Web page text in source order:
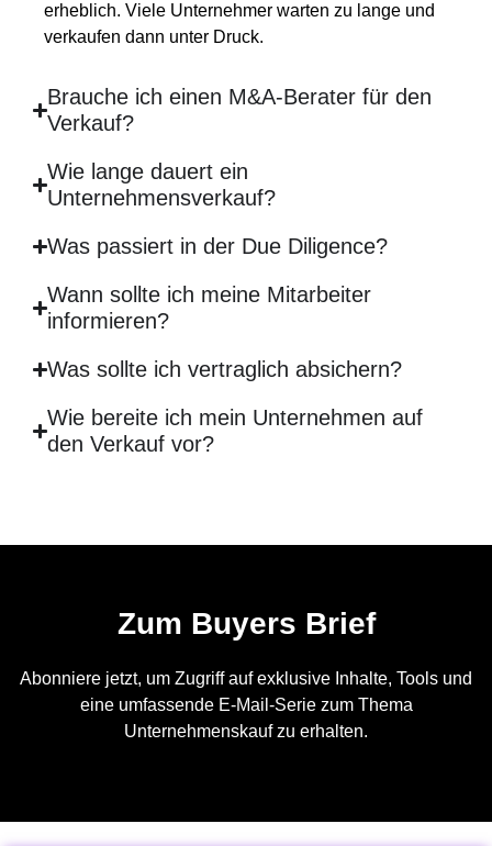
erheblich. Viele Unternehmer warten zu lange und
verkaufen dann unter Druck.
Brauche ich einen M&A-Berater für den
Verkauf?
Wie lange dauert ein
Unternehmensverkauf?
Was passiert in der Due Diligence?
Wann sollte ich meine Mitarbeiter
informieren?
Was sollte ich vertraglich absichern?
Wie bereite ich mein Unternehmen auf
den Verkauf vor?
Zum Buyers Brief​
Abonniere jetzt, um Zugriff auf exklusive Inhalte, Tools und
eine umfassende E-Mail-Serie zum Thema
Unternehmenskauf zu erhalten.​